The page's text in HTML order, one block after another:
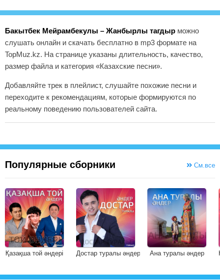
Бакытбек Мейрамбекулы – Жанбырлы тагдыр можно
слушать онлайн и скачать бесплатно в mp3 формате на
TopMuz.kz. На странице указаны длительность, качество,
размер файла и категория «Казахские песни».
Добавляйте трек в плейлист, слушайте похожие песни и
переходите к рекомендациям, которые формируются по
реальному поведению пользователей сайта.
Популярные сборники См.все
Қазақша той әндері Достар туралы әндер Ана туралы әндер